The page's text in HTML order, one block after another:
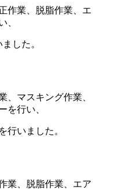
作業、脱脂作業、エ
、
した。
、マスキング作業、
を行い、
行いました。
業、脱脂作業、エア